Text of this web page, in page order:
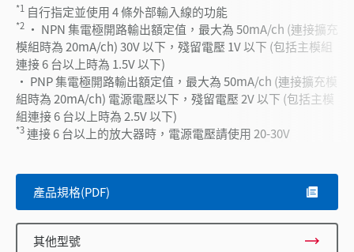
*1 自行指定並使用 4 條外部輸入線的功能
*2 • NPN 集電極開路輸出額定值，最大為 50mA/ch (連接擴充
模組時為 20mA/ch) 30V 以下，殘留電壓 1V 以下 (包括主模組
連接 6 台以上時為 1.5V 以下)
• PNP 集電極開路輸出額定值，最大為 50mA/ch (連接擴充模
組時為 20mA/ch) 電源電壓以下，殘留電壓 2V 以下 (包括主模
組連接 6 台以上時為 2.5V 以下)
*3連接 6 台以上的放大器時，電源電壓請使用 20-30V
產品規格(PDF)
其他型號